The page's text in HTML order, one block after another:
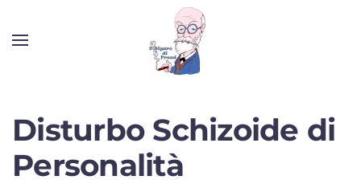
Disturbo Schizoide di
Personalità